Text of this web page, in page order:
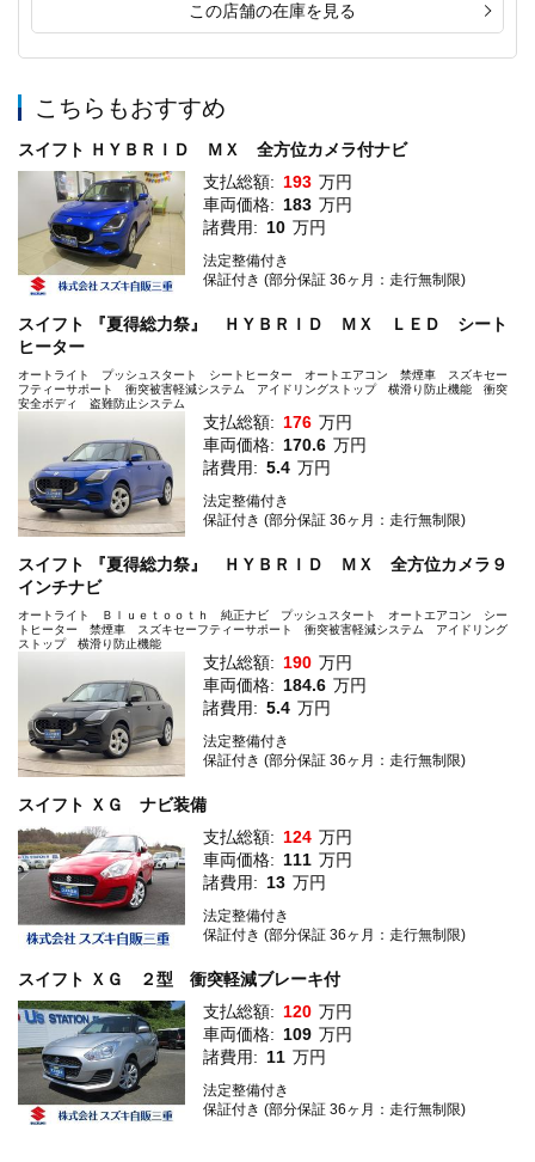
この店舗の在庫を見る
こちらもおすすめ
スイフト ＨＹＢＲＩＤ ＭＸ 全方位カメラ付ナビ
支払総額: 193 万円
車両価格: 183 万円
諸費用: 10 万円
法定整備付き
保証付き (部分保証 36ヶ月：走行無制限)
スイフト 『夏得総力祭』 ＨＹＢＲＩＤ ＭＸ ＬＥＤ シート
ヒーター
オートライト プッシュスタート シートヒーター オートエアコン 禁煙車 スズキセー
フティーサポート 衝突被害軽減システム アイドリングストップ 横滑り防止機能 衝突
安全ボディ 盗難防止システム
支払総額: 176 万円
車両価格: 170.6 万円
諸費用: 5.4 万円
法定整備付き
保証付き (部分保証 36ヶ月：走行無制限)
スイフト 『夏得総力祭』 ＨＹＢＲＩＤ ＭＸ 全方位カメラ９
インチナビ
オートライト Ｂｌｕｅｔｏｏｔｈ 純正ナビ プッシュスタート オートエアコン シー
トヒーター 禁煙車 スズキセーフティーサポート 衝突被害軽減システム アイドリング
ストップ 横滑り防止機能
支払総額: 190 万円
車両価格: 184.6 万円
諸費用: 5.4 万円
法定整備付き
保証付き (部分保証 36ヶ月：走行無制限)
スイフト ＸＧ ナビ装備
支払総額: 124 万円
車両価格: 111 万円
諸費用: 13 万円
法定整備付き
保証付き (部分保証 36ヶ月：走行無制限)
スイフト ＸＧ ２型 衝突軽減ブレーキ付
支払総額: 120 万円
車両価格: 109 万円
諸費用: 11 万円
法定整備付き
保証付き (部分保証 36ヶ月：走行無制限)